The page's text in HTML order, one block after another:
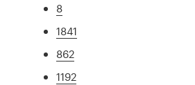
8
1841
862
1192